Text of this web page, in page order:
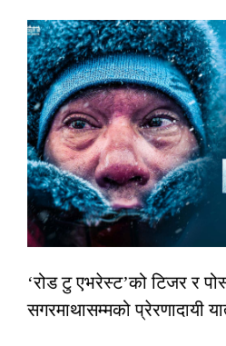
‘रोड टु एभरेस्ट’को टिजर र
सगरमाथासम्मको प्रेरणादायी